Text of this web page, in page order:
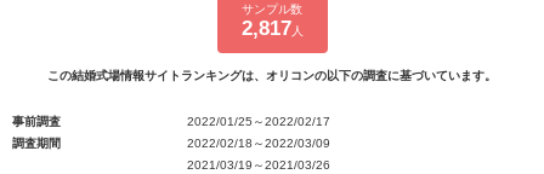
サンプル数
2,817 人
この結婚式場情報サイトランキングは、オリコンの以下の調査に基づいています。
事前調査
2022/01/25～2022/02/17
調査期間
2022/02/18～2022/03/09
2021/03/19～2021/03/26